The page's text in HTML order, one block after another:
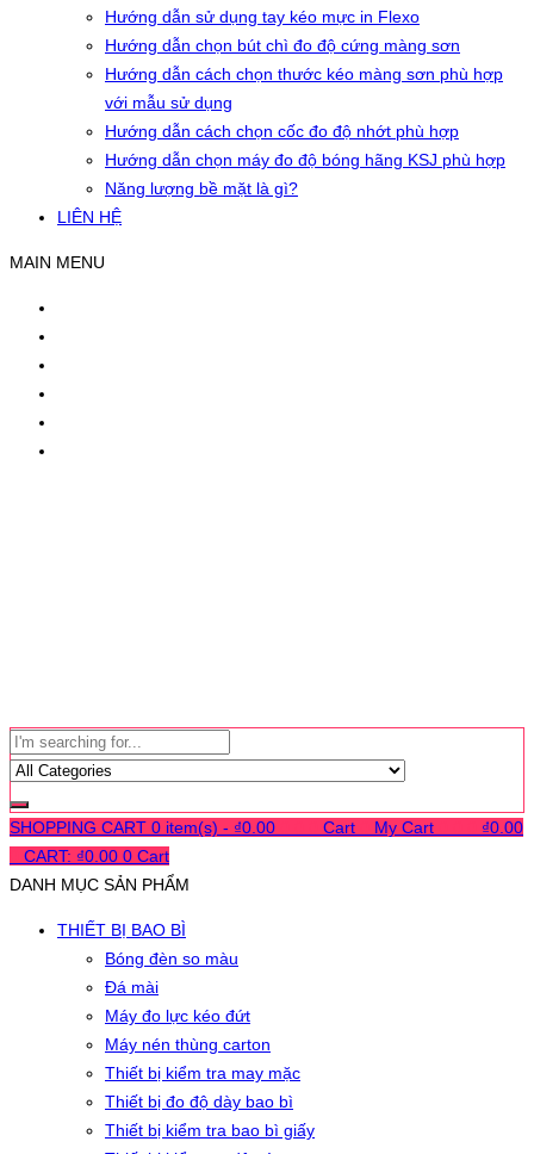
Hướng dẫn sử dụng tay kéo mực in Flexo
Hướng dẫn chọn bút chì đo độ cứng màng sơn
Hướng dẫn cách chọn thước kéo màng sơn phù hợp
với mẫu sử dụng
Hướng dẫn cách chọn cốc đo độ nhớt phù hợp
Hướng dẫn chọn máy đo độ bóng hãng KSJ phù hợp
Năng lượng bề mặt là gì?
LIÊN HỆ
MAIN MENU
SHOPPING CART 0 item(s) - ₫0.00 Cart My Cart ₫0.00
CART: ₫0.00 0 Cart
DANH MỤC SẢN PHẨM
THIẾT BỊ BAO BÌ
Bóng đèn so màu
Đá mài
Máy đo lực kéo đứt
Máy nén thùng carton
Thiết bị kiểm tra may mặc
Thiết bị đo độ dày bao bì
Thiết bị kiểm tra bao bì giấy